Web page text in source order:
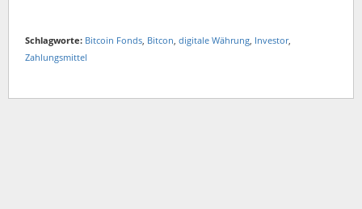
Schlagworte: Bitcoin Fonds, Bitcon, digitale Währung, Investor,
Zahlungsmittel